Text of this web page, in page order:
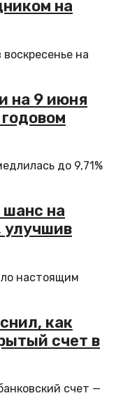
на
на
на 9 июня
до 9,71%
шанс на
улучшив
настоящим
как
счет в
счет —